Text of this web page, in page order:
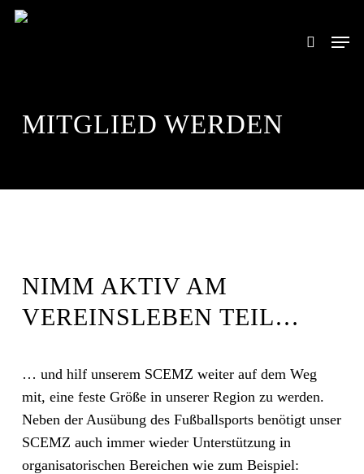
Skip
searchMenu
MITGLIED WERDEN
NIMM AKTIV AM
VEREINSLEBEN TEIL…
… und hilf unserem SCEMZ weiter auf dem Weg
mit, eine feste Größe in unserer Region zu werden.
Neben der Ausübung des Fußballsports benötigt unser
SCEMZ auch immer wieder Unterstützung in
organisatorischen Bereichen wie zum Beispiel: